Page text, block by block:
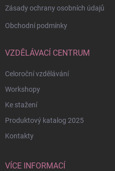
Zásady ochrany osobních údajů
Obchodní podmínky
VZDĚLÁVACÍ CENTRUM
Celoroční vzdělávání
Workshopy
Ke stažení
Produktový katalog 2025
Kontakty
VÍCE INFORMACÍ